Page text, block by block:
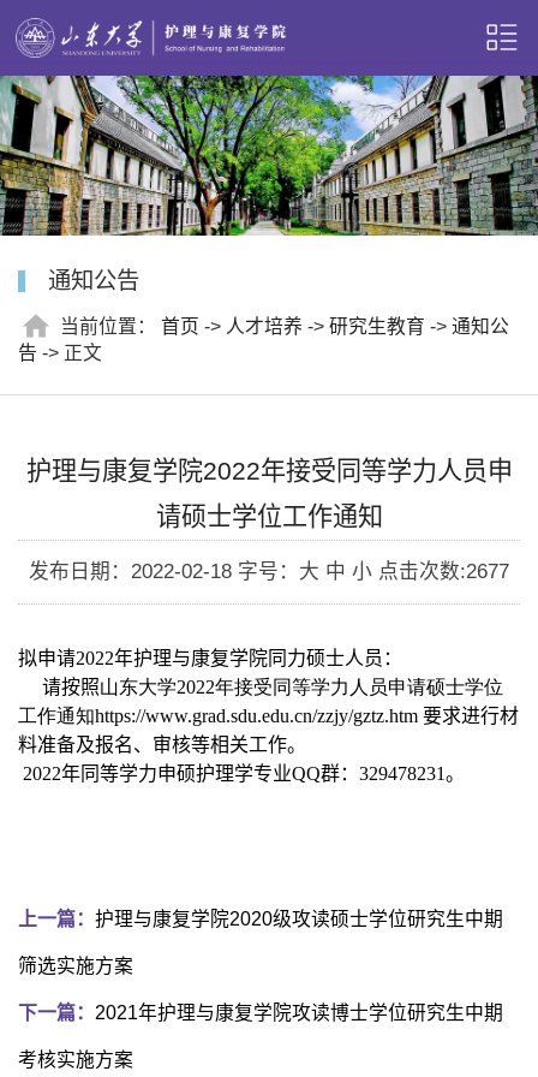
通知公告
当前位置： 首页 -> 人才培养 -> 研究生教育 -> 通知公
告 -> 正文
护理与康复学院2022年接受同等学力人员申
请硕士学位工作通知
发布日期：2022-02-18 字号：大 中 小 点击次数:2677
拟申请2022年护理与康复学院同力硕士人员：
请按照山东大学2022年接受同等学力人员申请硕士学位
工作通知https://www.grad.sdu.edu.cn/zzjy/gztz.htm 要求进行材
料准备及报名、审核等相关工作。
2022年同等学力申硕护理学专业QQ群：329478231。
上一篇： 护理与康复学院2020级攻读硕士学位研究生中期
筛选实施方案
下一篇： 2021年护理与康复学院攻读博士学位研究生中期
考核实施方案